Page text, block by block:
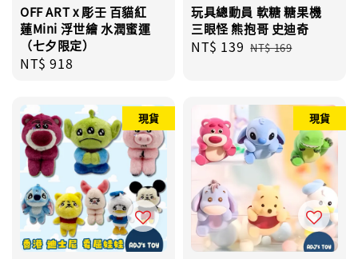
OFF ART x 彫壬 百貓紅
蓮Mini 浮世繪 水潤蜜運
（七夕限定）
Regular
NT$ 918
玩具總動員 軟糖 糖果機
三眼怪 熊抱哥 史迪奇
Sale
NT$ 139 Regular
NT$ 169
現貨 現貨